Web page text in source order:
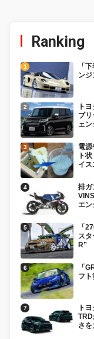
Ranking
「
ン
ト
ブ
ェ
電
ト
イス
排ガ
エ
「
ス
R”
「
フト
ト
TRD
さ